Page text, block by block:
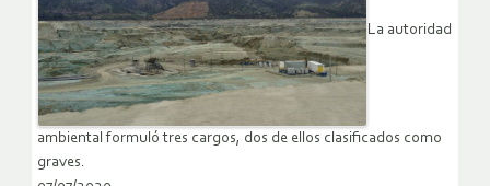
La autoridad
ambiental formuló tres cargos, dos de ellos clasificados como
graves.